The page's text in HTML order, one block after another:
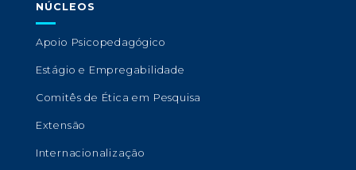
NÚCLEOS
Apoio Psicopedagógico
Estágio e Empregabilidade
Comitês de Ética em Pesquisa
Extensão
Internacionalização